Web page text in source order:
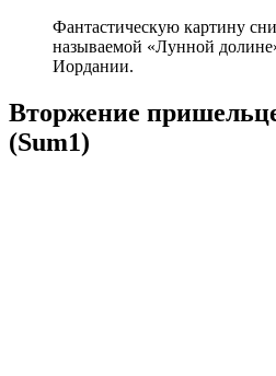
Фантастическую картину
называемой «Лунной
Иордании.
Вторжение
(Sum1)